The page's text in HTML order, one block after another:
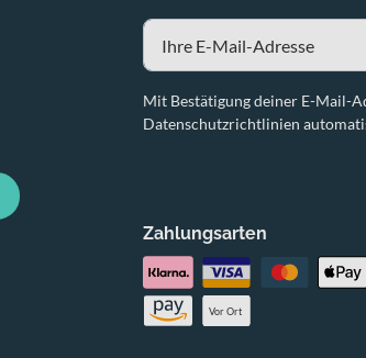
Mit Bestätigung deiner E-Mail-
Datenschutzrichtlinien
Zahlungsarten
Vor Ort